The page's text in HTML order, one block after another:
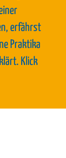
erfährst
Praktika
Klick